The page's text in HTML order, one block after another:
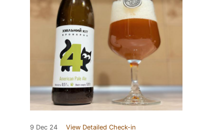
9 Dec 24 View Detailed Check-in